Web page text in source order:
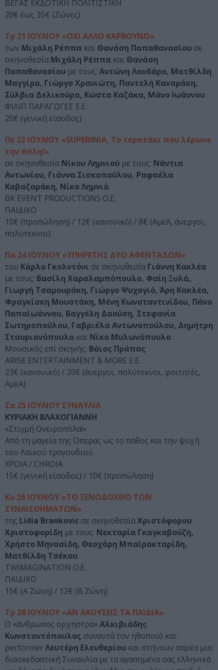
ΒΕΓΑΣ ΕΚΔΟΤΙΚΗ ΠΟΛΙΤΙΣΤΙΚΗ
20€ έως 35€ (Ζώνες)
Τρ 21 ΙΟΥΛΙΟΥ «ΟΧΙ ΑΛΛΟ ΚΑΡΒΟΥΝΟ»
των Μιχάλη Ρέππα και Θανάση Παπαθανασίου σε
σκηνοθεσία Μιχάλη Ρέππα και Θανάση
Παπαθανασίου με τους: Αντώνη Λουδάρο, Ματθίλδη
Μαγγίρα, Γιώργο Χρανιώτη, Παντελή Καναράκη,
Σύλβια Δελικούρα, Κώστα Καζάκα, Μάνο Ιωάννου.
ΦΙΛΙΠ ΠΑΡΑΓΩΓΕΣ Ε.Ε.
20€ (γενική είσοδος)
Πε 23 ΙΟΥΛΙΟΥ «SUPERINIA, Το τερατάκι που λέρωνε
την πόλη!»
σε σκηνοθεσία Νίκου Λημνιού με τους: Νάντια
Αντωνίου, Γιάννα Σισκοπούλου, Ραφαέλα
Καβαζαράκη, Νίκο Λημνιό.
BK EVENT PRODUCTIONS O.Ε.
ΠΑΙΔΙΚΟ
10€ (προπώληση) / 12€ (κανονικό) / 8€ (ΑμεΑ, άνεργοι,
πολύτεκνοι)
Πα 24 ΙΟΥΛΙΟΥ «ΥΠΗΡΕΤΗΣ ΔΥΟ ΑΦΕΝΤΑΔΩΝ»
του Κάρλο Γκολντόνι σε σκηνοθεσία Γιάννη Κακλέα
με τους: Βασίλη Χαραλαμπόπουλο, Φαίη Ξυλά,
Γιωργή Τσαμουράκη, Γιώργο Ψυχογιό, Άρη Κακλέα,
Φραγκίσκη Μουστάκη, Μένη Κωνσταντινίδου, Πάνο
Παπαϊωάννου, Βαγγέλη Δαούση, Στεφανία
Σωτηροπούλου, Γαβριέλα Αντωνοπούλου, Δημήτρη
Σταυριανόπουλο και Νίκο Μυλωνόπουλο.
Μουσικός επί σκηνής: Βάιος Πράπας
ARISE ENTERTAINMENT & MORE E.E.
23€ (κανονικό) / 20€ (άνεργοι, πολύτεκνοι, φοιτητές,
ΑμεΑ)
Σα 25 ΙΟΥΛΙΟΥ ΣΥΝΑΥΛΙΑ
ΚΥΡΙΑΚΗ ΒΛΑΧΟΓΙΑΝΝΗ
«Στιγμή Ονειροπόλα!»
Από τη μαγεία της Όπερας ως το πάθος και την ψυχή
του Λαϊκού τραγουδιού.
ΧΡΟΙΑ / CHROIA
15€ (γενική είσοδος) / 10€ (προπώληση)
Κυ 26 ΙΟΥΛΙΟΥ «ΤΟ ΞΕΝΟΔΟΧΕΙΟ ΤΩΝ
ΣΥΝΑΙΣΘΗΜΑΤΩΝ»
της Lidia Brankovic σε σκηνοθεσίαΧριστόφορου
Χριστοφορίδη με τους: Νεκταρία Γκαγκαβούζη,
Χρήστο Μηνασίδη, Θεοχάρη Μπαϊρακταρίδη,
Ματθίλδη Τσέκου.
TWIMAGINATION O.Ε.
ΠΑΙΔΙΚΟ
15€ (Α΄ Ζώνη) / 12€ (Β΄ Ζώνη)
Τρ 28 ΙΟΥΛΙΟΥ «ΑΝ ΑΚΟΥΣΕΙΣ ΤΑ ΠΑΙΔΙΑ»
Ο «άνθρωπος ορχήστρα» Αλκιβιάδης
Κωνσταντόπουλος συναντά τον ηθοποιό και
performerΛευτέρη Ελευθερίου και στήνουν παρέα μια
διασκεδαστική Συναυλία με τα αγαπημένα σας ελληνικά